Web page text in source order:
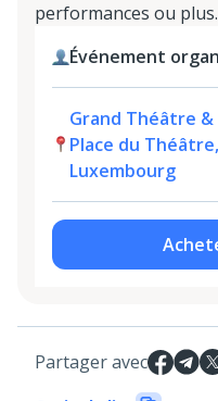
performances ou plus.
Événement
Grand Théâtre &
Place du
Luxembourg
Partager avec